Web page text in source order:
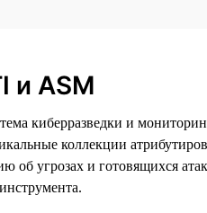
и ASM
киберразведки и
коллекции
угрозах и готовящихся